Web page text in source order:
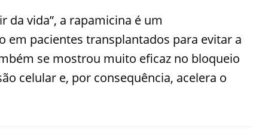
da vida”, a rapamicina é um
em pacientes transplantados para evitar a
se mostrou muito eficaz no bloqueio
celular e, por consequência, acelera o